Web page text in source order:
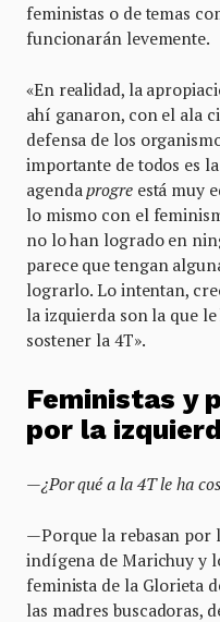
feministas o de temas
funcionarán levemente.
«En realidad, la
ahí ganaron, con el ala
defensa de los
importante de todos es
agenda progreestá muy
lo mismo con el
no lo han logrado en
parece que tengan
lograrlo. Lo intentan,
la izquierda son la que
sostener la 4T».
Feministas y
por la
—¿Por qué a la 4T le ha
—Porque la rebasan por
indígena de Marichuy y
feminista de la Glorieta
las madres buscadoras,